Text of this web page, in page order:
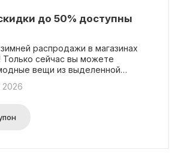
до 50% доступны
распродажи в магазинах
Только сейчас вы можете
вещи из выделенной
для всей семьи, уютные
и уютные носочки по
ценам. Успейте сделать свои
2026